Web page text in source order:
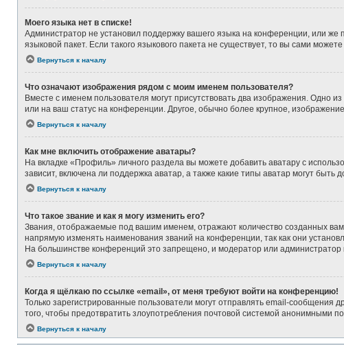
Моего языка нет в списке!
Администратор не установил поддержку вашего языка на конференции, или
языковой пакет. Если такого языкового пакета не существует, то вы сами
Вернуться к началу
Что означают изображения рядом с моим именем пользователя?
Вместе с именем пользователя могут присутствовать два изображения. Одно
или на ваш статус на конференции. Другое, обычно более крупное,
Вернуться к началу
Как мне включить отображение аватары?
На вкладке «Профиль» личного раздела вы можете добавить аватару с
зависит, включена ли поддержка аватар, а также какие типы аватар могут
Вернуться к началу
Что такое звание и как я могу изменить его?
Звания, отображаемые под вашим именем, отражают количество созданных
напрямую изменять наименования званий на конференции, так как они
На большинстве конференций это запрещено, и модератор или администратор
Вернуться к началу
Когда я щёлкаю по ссылке «email», от меня требуют войти на конференцию!
Только зарегистрированные пользователи могут отправлять email-
того, чтобы предотвратить злоупотребления почтовой системой анонимными
Вернуться к началу